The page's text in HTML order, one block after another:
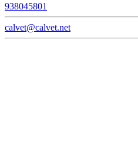
938045801
calvet@calvet.net